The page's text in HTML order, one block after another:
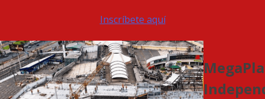
Inscríbete aquí